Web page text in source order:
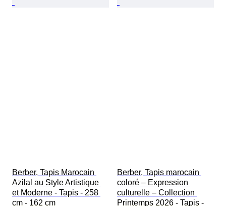
Berber, Tapis Marocain
Azilal au Style Artistique
et Moderne - Tapis - 258
cm - 162 cm
Berber, Tapis marocain
coloré – Expression
culturelle – Collection
Printemps 2026 - Tapis -